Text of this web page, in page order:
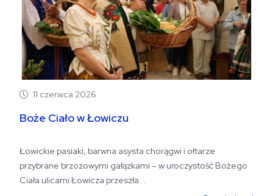
11 czerwca 2026
Boże Ciało w Łowiczu
Łowickie pasiaki, barwna asysta chorągwi i ołtarze
przybrane brzozowymi gałązkami – w uroczystość Bożego
Ciała ulicami Łowicza przeszła...